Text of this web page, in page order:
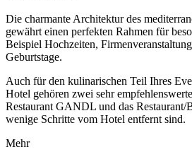
Die charmante Architektur des
gewährt einen perfekten Rahmen für
Beispiel Hochzeiten,
Geburtstage.
Auch für den kulinarischen Teil Ihres
Hotel gehören zwei sehr
Restaurant GANDL und das
wenige Schritte vom Hotel entfernt sind.
Mehr